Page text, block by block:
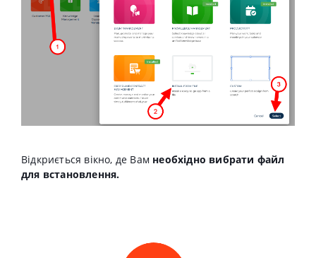
Відкриється вікно, де Вам необхідно вибрати файл
для встановлення.